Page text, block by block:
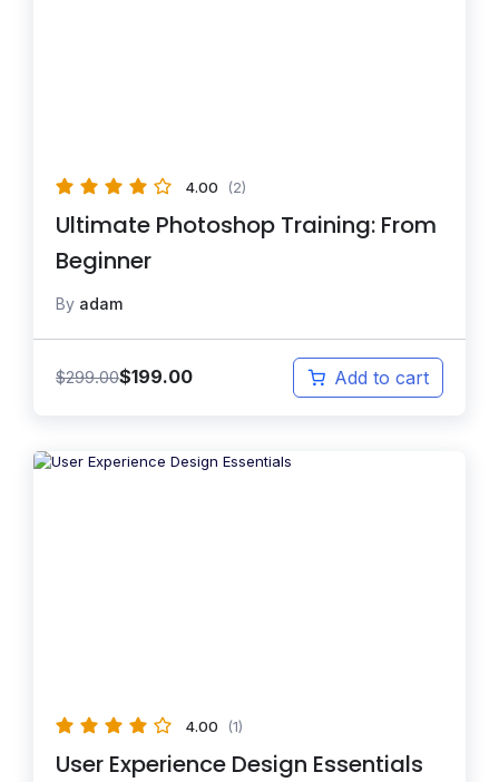
4.00 (2)
Ultimate Photoshop Training: From
Beginner
By adam
$299.00$199.00 Add to cart
4.00 (1)
User Experience Design Essentials